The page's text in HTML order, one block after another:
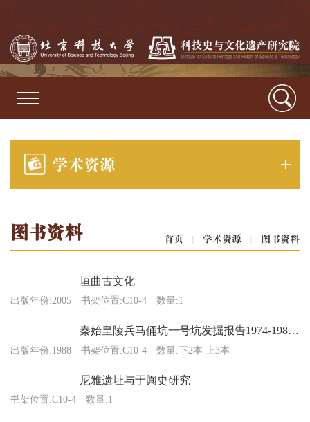
学术资源
首页 | 学术资源 | 图书资料
图书资料
垣曲古文化
出版年份:2005 书架位置:C10-4 数量:1
秦始皇陵兵马俑坑一号坑发掘报告1974-1984 上、下
出版年份:1988 书架位置:C10-4 数量:下2本 上3本
尼雅遗址与于阗史研究
书架位置:C10-4 数量:1